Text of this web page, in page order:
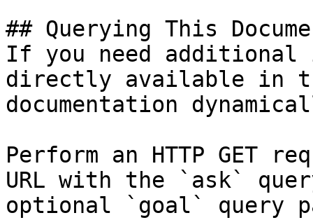
## Querying This
If you need
directly available in
documentation
Perform an HTTP GET
URL with the `ask`
optional `goal` query